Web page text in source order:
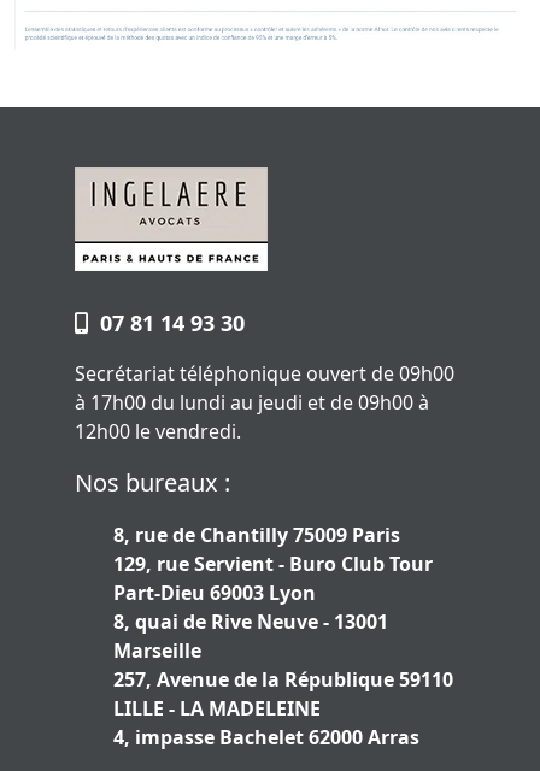
07 81 14 93 30
Secrétariat téléphonique ouvert de 09h00
à 17h00 du lundi au jeudi et de 09h00 à
12h00 le vendredi.
Nos bureaux :
8, rue de Chantilly 75009 Paris
129, rue Servient - Buro Club Tour
Part-Dieu 69003 Lyon
8, quai de Rive Neuve - 13001
Marseille
257, Avenue de la République 59110
LILLE - LA MADELEINE
4, impasse Bachelet 62000 Arras